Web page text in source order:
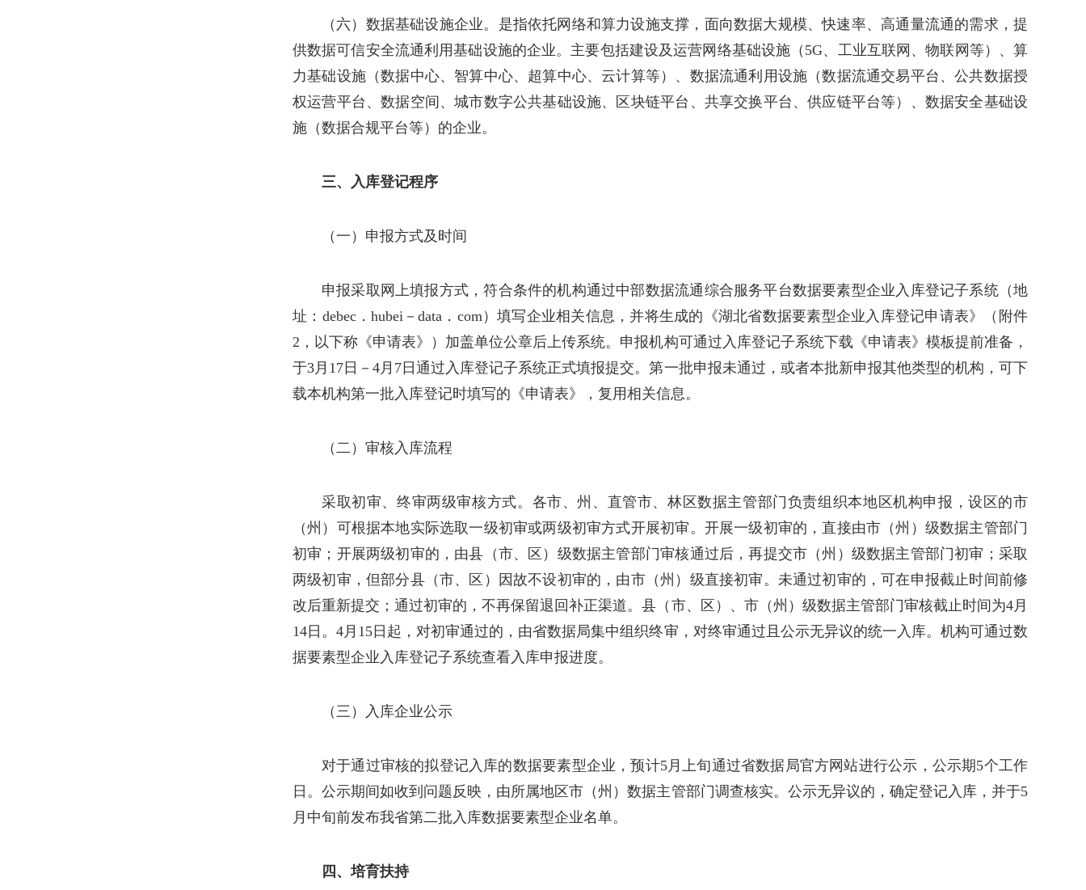
（六）数据基础设施企业。是指依托网络和算力设施支撑，面向数据大规模、快速率、高通量流通的需求，提
供数据可信安全流通利用基础设施的企业。主要包括建设及运营网络基础设施（5G、工业互联网、物联网等）、算
力基础设施（数据中心、智算中心、超算中心、云计算等）、数据流通利用设施（数据流通交易平台、公共数据授
权运营平台、数据空间、城市数字公共基础设施、区块链平台、共享交换平台、供应链平台等）、数据安全基础设
施（数据合规平台等）的企业。
三、入库登记程序
（一）申报方式及时间
申报采取网上填报方式，符合条件的机构通过中部数据流通综合服务平台数据要素型企业入库登记子系统（地
址：debec．hubei－data．com）填写企业相关信息，并将生成的《湖北省数据要素型企业入库登记申请表》（附件
2，以下称《申请表》）加盖单位公章后上传系统。申报机构可通过入库登记子系统下载《申请表》模板提前准备，
于3月17日－4月7日通过入库登记子系统正式填报提交。第一批申报未通过，或者本批新申报其他类型的机构，可下
载本机构第一批入库登记时填写的《申请表》，复用相关信息。
（二）审核入库流程
采取初审、终审两级审核方式。各市、州、直管市、林区数据主管部门负责组织本地区机构申报，设区的市
（州）可根据本地实际选取一级初审或两级初审方式开展初审。开展一级初审的，直接由市（州）级数据主管部门
初审；开展两级初审的，由县（市、区）级数据主管部门审核通过后，再提交市（州）级数据主管部门初审；采取
两级初审，但部分县（市、区）因故不设初审的，由市（州）级直接初审。未通过初审的，可在申报截止时间前修
改后重新提交；通过初审的，不再保留退回补正渠道。县（市、区）、市（州）级数据主管部门审核截止时间为4月
14日。4月15日起，对初审通过的，由省数据局集中组织终审，对终审通过且公示无异议的统一入库。机构可通过数
据要素型企业入库登记子系统查看入库申报进度。
（三）入库企业公示
对于通过审核的拟登记入库的数据要素型企业，预计5月上旬通过省数据局官方网站进行公示，公示期5个工作
日。公示期间如收到问题反映，由所属地区市（州）数据主管部门调查核实。公示无异议的，确定登记入库，并于5
月中旬前发布我省第二批入库数据要素型企业名单。
四、培育扶持